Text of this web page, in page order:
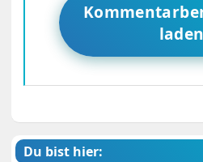
laden
Du bist hier: